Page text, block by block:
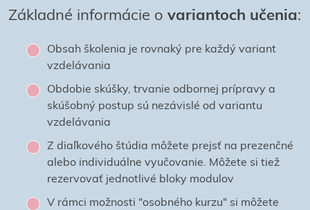
Základné informácie o variantoch učenia:
Obsah školenia je rovnaký pre každý variant
vzdelávania
Obdobie skúšky, trvanie odbornej prípravy a
skúšobný postup sú nezávislé od variantu
vzdelávania
Z diaľkového štúdia môžete prejsť na prezenčné
alebo individuálne vyučovanie. Môžete si tiež
rezervovať jednotlivé bloky modulov
V rámci možnosti "osobného kurzu" si môžete